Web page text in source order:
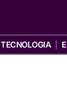
TECNOLOGIA